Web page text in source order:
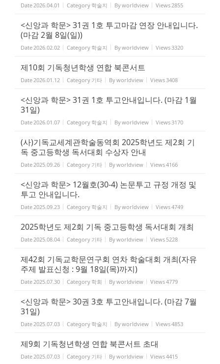
Date2026.04.01 Category 학술지 Byworldview Views2855
<신앙과 학문> 31권 1호 투고마감 연장 안내입니다.
(마감 2월 8일(일))
Date2026.02.02 Category 학술지 Byworldview Views3320
제10회 기독청년학생 연합 북콘서트
Date2026.01.12 Category 기타 Byworldview Views3408
<신앙과 학문> 31권 1호 투고안내입니다. (마감 1월
31일)
Date2026.01.07 Category 학술지 Byworldview Views3170
(사)기독교세계관학술동역회 2025학년도 제2회 기
독 중고등학생 독서대회 수상자 안내
Date2025.09.26 Category 기타 Byworldview Views4166
<신앙과 학문> 12월호(30-4) 논문투고 규정 개정 및
투고 안내입니다.
Date2025.09.23 Category 학술지 Byworldview Views4749
2025학년도 제2회 기독 중고등학생 독서대회 개최
Date2025.08.04 Category 기타 Byworldview Views 5228
제42회 기독교학문연구회 연차 학술대회 개최(자유
주제 발표신청 : 9월 18일(목)까지)
Date2025.07.30 Category 학회 Byworldview Views4779
<신앙과 학문> 30권 3호 투고안내입니다. (마감 7월
31일)
Date2025.07.03 Category 학술지 Byworldview Views4853
제9회 기독청년학생 연합 북콘서트 초대
Date2025.07.03 Category 기타 Byworldview Views4415